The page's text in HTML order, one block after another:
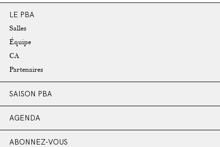
LE PBA
Salles
Équipe
CA
Partenaires
SAISON PBA
AGENDA
ABONNEZ-VOUS